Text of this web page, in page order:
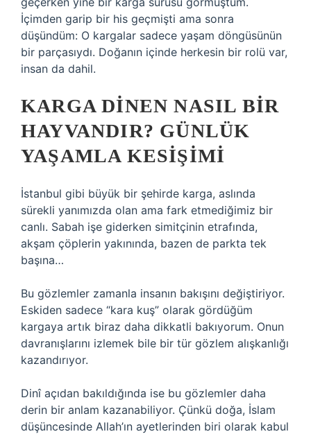
İçimden garip bir his geçmişti ama sonra
düşündüm: O kargalar sadece yaşam döngüsünün
bir parçasıydı. Doğanın içinde herkesin bir rolü var,
insan da dahil.
KARGA DINEN NASIL BIR
HAYVANDIR? GÜNLÜK
YAŞAMLA KESIŞIMI
İstanbul gibi büyük bir şehirde karga, aslında
sürekli yanımızda olan ama fark etmediğimiz bir
canlı. Sabah işe giderken simitçinin etrafında,
akşam çöplerin yakınında, bazen de parkta tek
başına…
Bu gözlemler zamanla insanın bakışını değiştiriyor.
Eskiden sadece “kara kuş” olarak gördüğüm
kargaya artık biraz daha dikkatli bakıyorum. Onun
davranışlarını izlemek bile bir tür gözlem alışkanlığı
kazandırıyor.
Dinî açıdan bakıldığında ise bu gözlemler daha
derin bir anlam kazanabiliyor. Çünkü doğa, İslam
düşüncesinde Allah’ın ayetlerinden biri olarak kabul